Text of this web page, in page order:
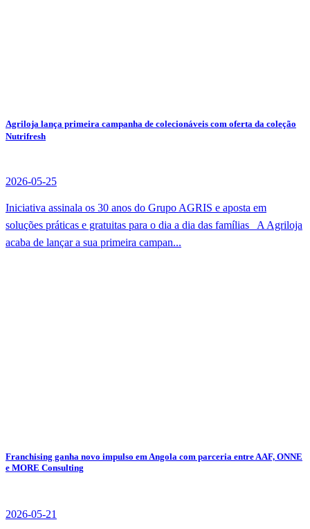
Agriloja lança primeira campanha de colecionáveis com oferta da coleção
Nutrifresh
2026-05-25
Iniciativa assinala os 30 anos do Grupo AGRIS e aposta em
soluções práticas e gratuitas para o dia a dia das famílias A Agriloja
acaba de lançar a sua primeira campan...
Franchising ganha novo impulso em Angola com parceria entre AAF, ONNE
e MORE Consulting
2026-05-21